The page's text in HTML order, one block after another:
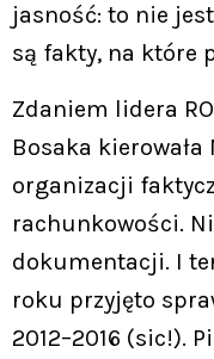
jasność: to nie
są fakty, na które
Zdaniem lidera
Bosaka
organizacji
rachunkowości.
dokumentacji. I
roku przyjęto
2012–2016 (sic!).